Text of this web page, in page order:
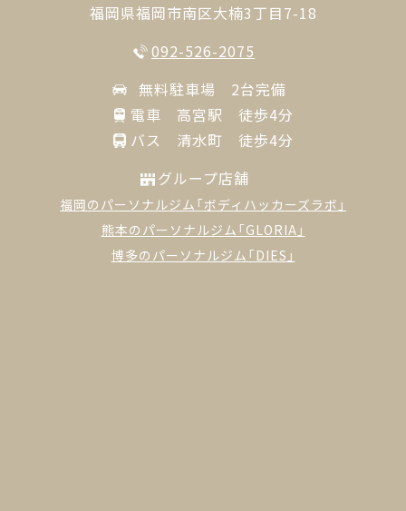
福岡県福岡市南区大楠3丁目7-18
092-526-2075
無料駐車場 2台完備
電車 高宮駅 徒歩4分
バス 清水町 徒歩4分
グループ店舗
福岡のパーソナルジム「ボディハッカーズラボ」
熊本のパーソナルジム「GLORIA」
博多のパーソナルジム「DIES」